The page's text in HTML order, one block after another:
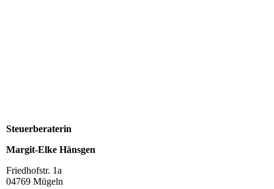
Steuerberaterin
Margit-Elke Hänsgen
Friedhofstr. 1a
04769 Mügeln